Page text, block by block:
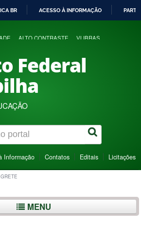
BR ACESSO À INFORMAÇÃO
ALTO CONTRASTE VLIBRAS
Federal
Informação Contatos Editais Licitações
MENU